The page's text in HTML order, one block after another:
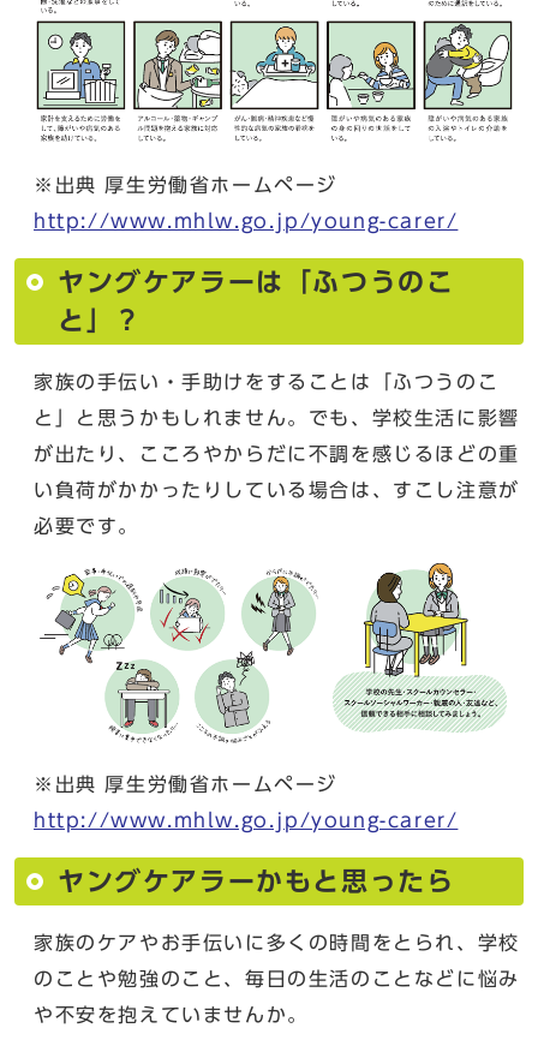
※出典 厚生労働省ホームページ
http://www.mhlw.go.jp/young-carer/
ヤングケアラーは「ふつうのこ
と」？
家族の手伝い・手助けをすることは「ふつうのこ
と」と思うかもしれません。でも、学校生活に影響
が出たり、こころやからだに不調を感じるほどの重
い負荷がかかったりしている場合は、すこし注意が
必要です。
※出典 厚生労働省ホームページ
http://www.mhlw.go.jp/young-carer/
ヤングケアラーかもと思ったら
家族のケアやお手伝いに多くの時間をとられ、学校
のことや勉強のこと、毎日の生活のことなどに悩み
や不安を抱えていませんか。